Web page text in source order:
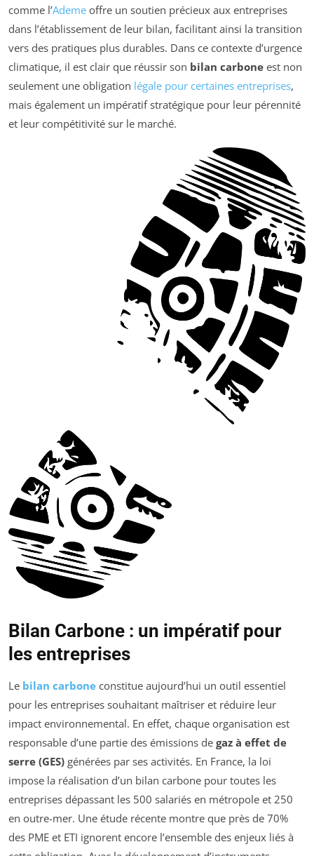
comme l’Ademe offre un soutien précieux aux entreprises
dans l’établissement de leur bilan, facilitant ainsi la transition
vers des pratiques plus durables. Dans ce contexte d’urgence
climatique, il est clair que réussir son bilan carbone est non
seulement une obligation légale pour certaines entreprises,
mais également un impératif stratégique pour leur pérennité
et leur compétitivité sur le marché.
Bilan Carbone : un impératif pour
les entreprises
Le bilan carbone constitue aujourd’hui un outil essentiel
pour les entreprises souhaitant maîtriser et réduire leur
impact environnemental. En effet, chaque organisation est
responsable d’une partie des émissions de gaz à effet de
serre (GES) générées par ses activités. En France, la loi
impose la réalisation d’un bilan carbone pour toutes les
entreprises dépassant les 500 salariés en métropole et 250
en outre-mer. Une étude récente montre que près de 70%
des PME et ETI ignorent encore l’ensemble des enjeux liés à